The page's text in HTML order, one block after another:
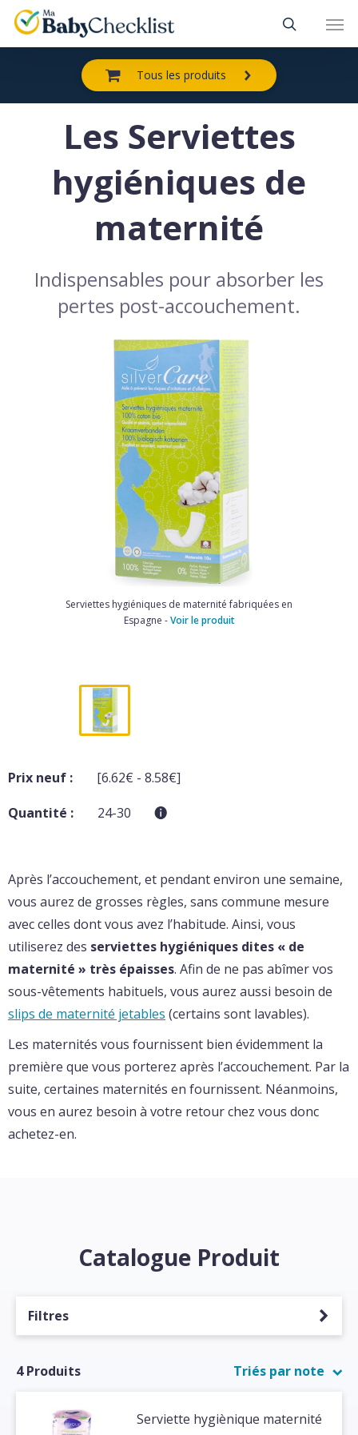
Skip
main
Tous les produits
Les Serviettes
hygiéniques de
maternité
Indispensables pour absorber les
pertes post-accouchement.
Serviettes hygiéniques de maternité fabriquées en
Espagne -Voir le produit
Prix neuf : [6.62€ - 8.58€]
Quantité : 24-30
Après l’accouchement, et pendant environ une semaine,
vous aurez de grosses règles, sans commune mesure
avec celles dont vous avez l’habitude. Ainsi, vous
utiliserez des serviettes hygiéniques dites « de
maternité » très épaisses. Afin de ne pas abîmer vos
sous-vêtements habituels, vous aurez aussi besoin de
slips de maternité jetables (certains sont lavables).
Les maternités vous fournissent bien évidemment la
première que vous porterez après l’accouchement. Par la
suite, certaines maternités en fournissent. Néanmoins,
vous en aurez besoin à votre retour chez vous donc
achetez-en.
Catalogue Produit
Filtres
4 Produits Triés par note
Serviette hygiènique maternité